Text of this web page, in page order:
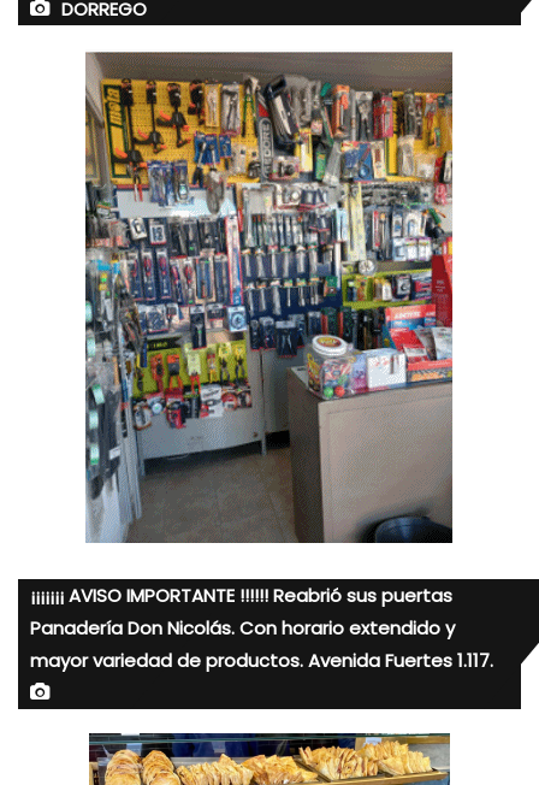
DORREGO
¡¡¡¡¡¡¡ AVISO IMPORTANTE !!!!!! Reabrió sus puertas
Panadería Don Nicolás. Con horario extendido y
mayor variedad de productos. Avenida Fuertes 1.117.